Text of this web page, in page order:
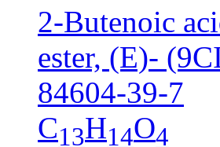
2-Butenoic
ester, (E)-
84604-39-7
C13H14O4